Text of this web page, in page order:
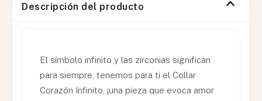
Descripción del producto
El símbolo infinito y las zirconias significan
para siempre, tenemos para ti el Collar
Corazón Infinito, ¡una pieza que evoca amor